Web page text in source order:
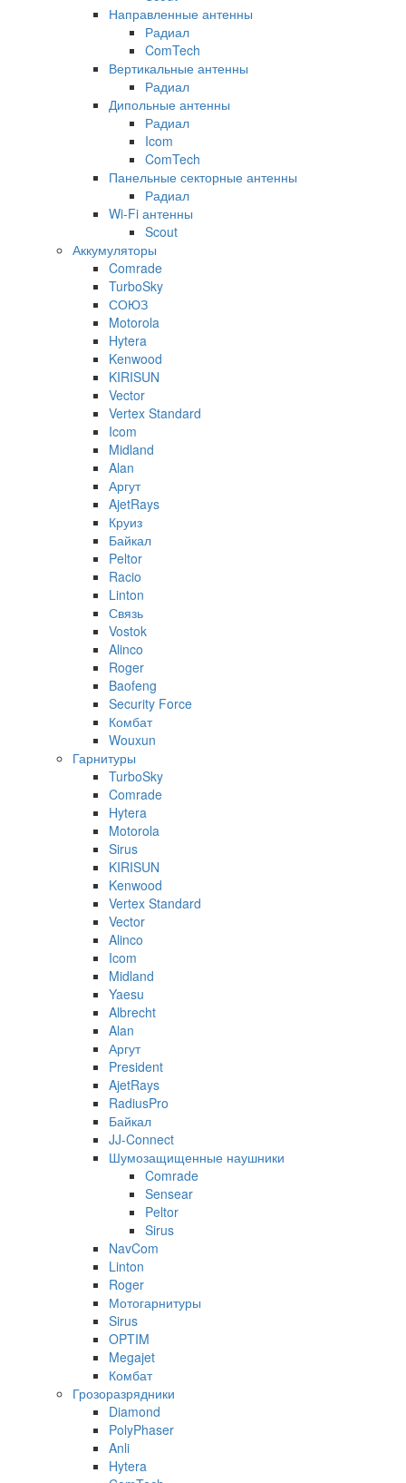
Направленные антенны
Радиал
ComTech
Вертикальные антенны
Радиал
Дипольные антенны
Радиал
Icom
ComTech
Панельные секторные антенны
Радиал
Wi-Fi антенны
Scout
Аккумуляторы
Comrade
TurboSky
СОЮЗ
Motorola
Hytera
Kenwood
KIRISUN
Vector
Vertex Standard
Icom
Midland
Alan
Аргут
AjetRays
Круиз
Байкал
Peltor
Racio
Linton
Связь
Vostok
Alinco
Roger
Baofeng
Security Force
Комбат
Wouxun
Гарнитуры
TurboSky
Comrade
Hytera
Motorola
Sirus
KIRISUN
Kenwood
Vertex Standard
Vector
Alinco
Icom
Midland
Yaesu
Albrecht
Alan
Аргут
President
AjetRays
RadiusPro
Байкал
JJ-Connect
Шумозащищенные наушники
Comrade
Sensear
Peltor
Sirus
NavCom
Linton
Roger
Мотогарнитуры
Sirus
OPTIM
Megajet
Комбат
Грозоразрядники
Diamond
PolyPhaser
Anli
Hytera